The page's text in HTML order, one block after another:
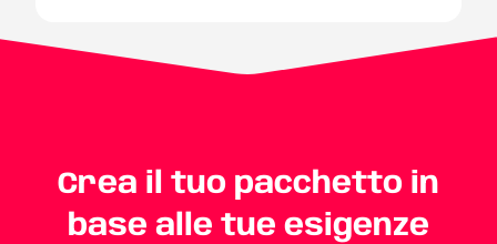
Crea il tuo pacchetto in
base alle tue esigenze